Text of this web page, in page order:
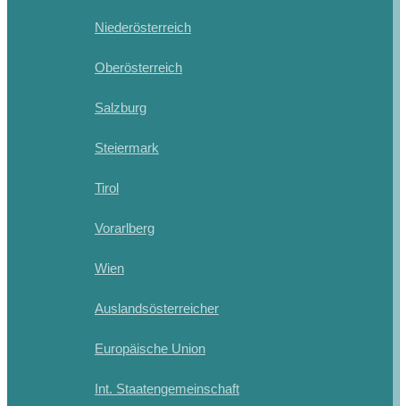
Niederösterreich
Oberösterreich
Salzburg
Steiermark
Tirol
Vorarlberg
Wien
Auslandsösterreicher
Europäische Union
Int. Staatengemeinschaft